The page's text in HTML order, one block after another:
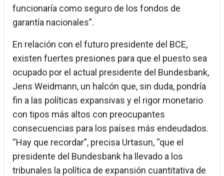
funcionaría como seguro de los fondos de
garantía nacionales”.
En relación con el futuro presidente del BCE,
existen fuertes presiones para que el puesto sea
ocupado por el actual presidente del Bundesbank,
Jens Weidmann, un halcón que, sin duda, pondría
fin a las políticas expansivas y el rigor monetario
con tipos más altos con preocupantes
consecuencias para los países más endeudados.
“Hay que recordar”, precisa Urtasun, “que el
presidente del Bundesbank ha llevado a los
tribunales la política de expansión cuantitativa de